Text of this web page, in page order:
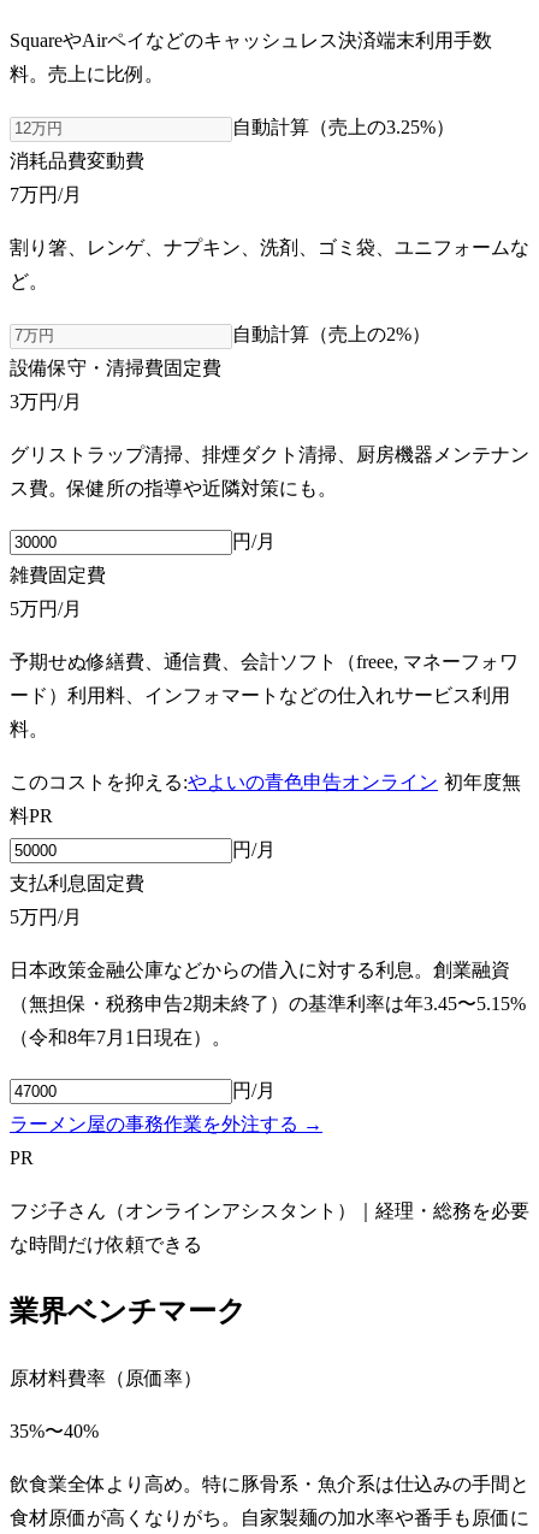
SquareやAirペイなどのキャッシュレス決済端末利用手数
料。売上に比例。
自動計算（売上の3.25%）
消耗品費変動費
7万円/月
割り箸、レンゲ、ナプキン、洗剤、ゴミ袋、ユニフォームな
ど。
自動計算（売上の2%）
設備保守・清掃費固定費
3万円/月
グリストラップ清掃、排煙ダクト清掃、厨房機器メンテナン
ス費。保健所の指導や近隣対策にも。
円/月
雑費固定費
5万円/月
予期せぬ修繕費、通信費、会計ソフト（freee, マネーフォワ
ード）利用料、インフォマートなどの仕入れサービス利用
料。
このコストを抑える:やよいの青色申告オンライン 初年度無
料PR
円/月
支払利息固定費
5万円/月
日本政策金融公庫などからの借入に対する利息。創業融資
（無担保・税務申告2期未終了）の基準利率は年3.45〜5.15%
（令和8年7月1日現在）。
円/月
ラーメン屋の事務作業を外注する →
PR
フジ子さん（オンラインアシスタント）｜経理・総務を必要
な時間だけ依頼できる
業界ベンチマーク
原材料費率（原価率）
35%〜40%
飲食業全体より高め。特に豚骨系・魚介系は仕込みの手間と
食材原価が高くなりがち。自家製麺の加水率や番手も原価に